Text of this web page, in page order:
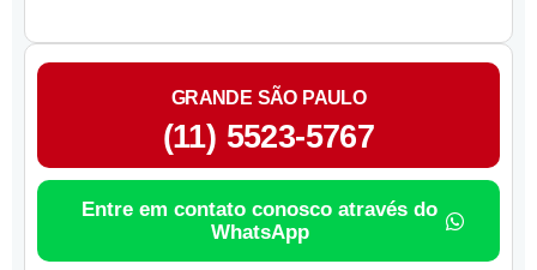
GRANDE SÃO PAULO
(11) 5523-5767
Entre em contato conosco através do
WhatsApp